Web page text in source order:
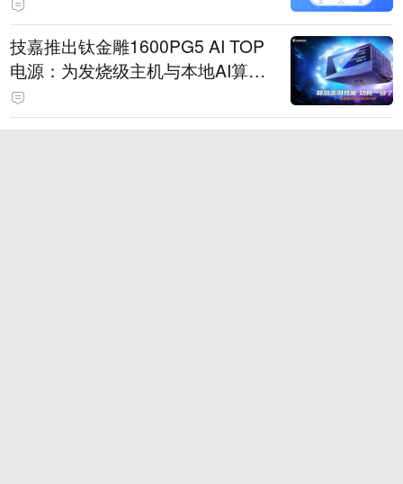
技嘉推出钛金雕1600PG5 AI TOP
电源：为发烧级主机与本地AI算力
打造旗舰供电方案